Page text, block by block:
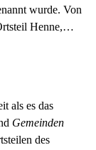
wurde. Von
Henne,…
als es das
Gemeinden
des